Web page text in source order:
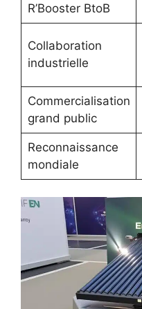
R’Booster BtoB
Collaboration
industrielle
Commercialisation
grand public
Reconnaissance
mondiale